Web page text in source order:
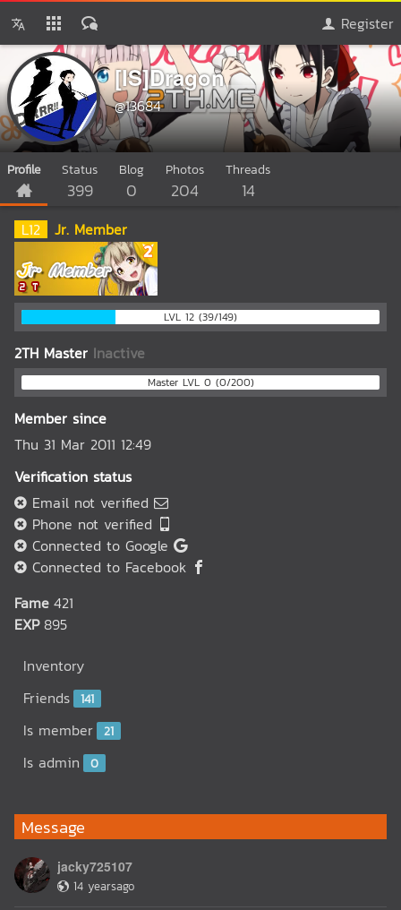
Register
[IS]Dragon
@13684
Profile Status
399
Blog
0
Photos
204
Threads
14
L12 Jr. Member
LVL 12 (39/149)
2TH Master Inactive
Master LVL 0 (0/200)
Member since
Thu 31 Mar 2011 12:49
Verification status
Email not verified
Phone not verified
Connected to Google
Connected to Facebook
Fame 421
EXP 895
Inventory
Friends 141
Is member 21
Is admin 0
Message
jacky725107
14 yearsago